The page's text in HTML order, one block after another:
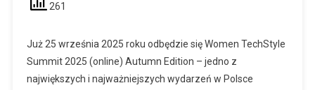
261
Już 25 września 2025 roku odbędzie się Women TechStyle
Summit 2025 (online) Autumn Edition – jedno z
największych i najważniejszych wydarzeń w Polsce